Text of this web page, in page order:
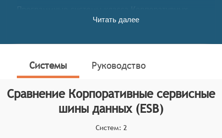
сервисных шин данных (КСШ; англ. Enterprise
стандартизированного эффективного и надёжного
приложений предприятия.
определяет конкретные функциональные критерии
для систем. Для включения системы в категорию
программный продукт должен соответствовать
Читать далее
Системы Руководство
Сравнение Корпоративные сервисные
шины данных (ESB)
Систем: 2